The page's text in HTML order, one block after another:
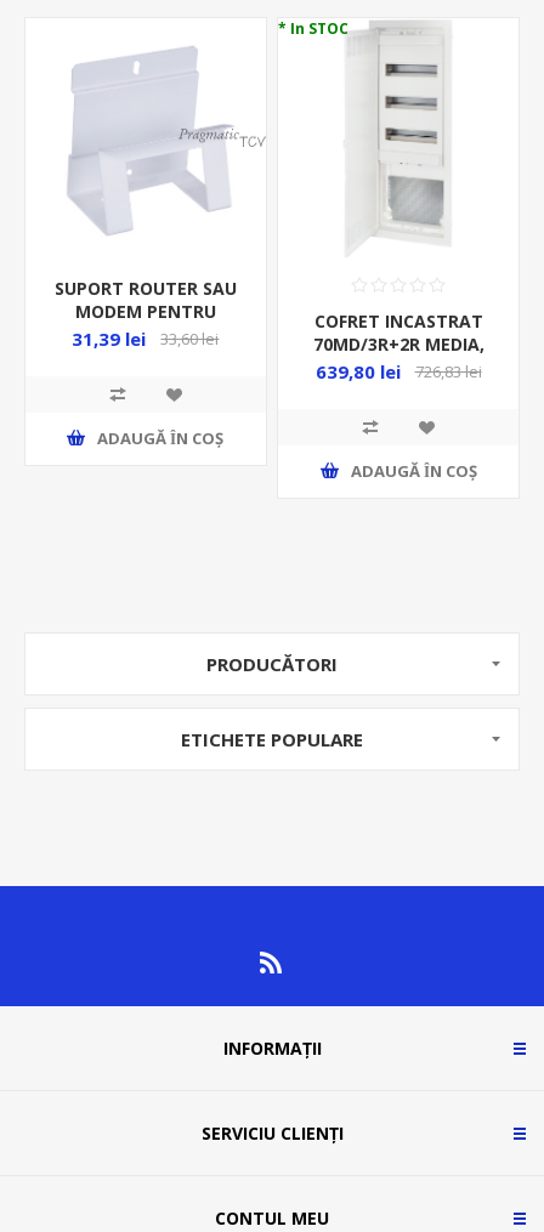
SUPORT ROUTER SAU
MODEM PENTRU
COFRET MEDIA
31,39 lei 33,60 lei
ADAUGĂ ȊN COŞ
* In STOC
COFRET INCASTRAT
70MD/3R+2R MEDIA,
RIGIPS, IP30, ALB
639,80 lei 726,83 lei
ADAUGĂ ȊN COŞ
PRODUCĂTORI
ETICHETE POPULARE
INFORMAȚII
SERVICIU CLIENȚI
CONTUL MEU